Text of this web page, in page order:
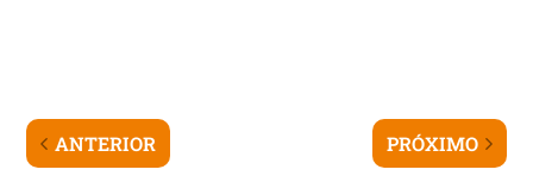
ANTERIOR PRÓXIMO